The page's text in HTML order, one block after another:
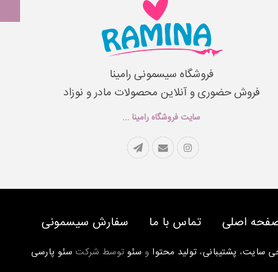
فروشگاه سیسمونی رامینا
فروش حضوری و آنلاین محصولات مادر و نوزاد
سایت فروشگاه رامینا ...
اصلی تماس با ما سفارش سیسمونی
سایت، پشتیبانی، تولید محتوا و سئو توسط شرکت سئو پارسی